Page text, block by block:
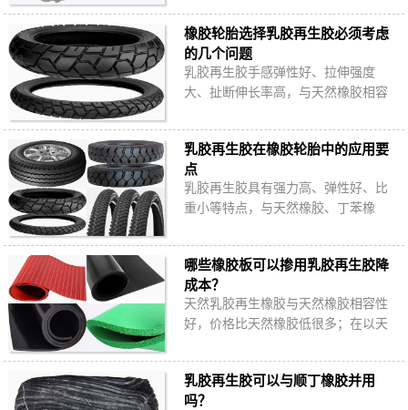
物性指标；乳胶再生胶在天然橡胶制
品中的掺用比…
橡胶轮胎选择乳胶再生胶必须考虑
的几个问题
乳胶再生胶手感弹性好、拉伸强度
大、扯断伸长率高，与天然橡胶相容
产不同使用场合的橡胶轮胎各部位，
降低原料成本。
乳胶再生胶在橡胶轮胎中的应用要
点
乳胶再生胶具有强力高、弹性好、比
重小等特点，与天然橡胶、丁苯橡
橡胶生产各类橡胶轮胎，降低原料成
本。
哪些橡胶板可以掺用乳胶再生胶降
成本？
天然乳胶再生橡胶与天然橡胶相容性
好，价格比天然橡胶低很多；在以天
胶再生胶降本增效是常见选择，具体
哪些胶板可以…
乳胶再生胶可以与顺丁橡胶并用
吗？